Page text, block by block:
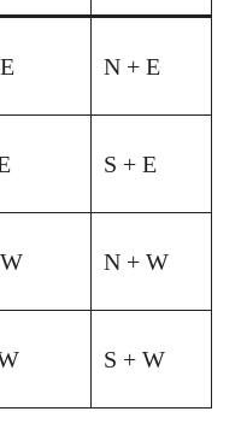
N + E
S + E
N + W
S + W